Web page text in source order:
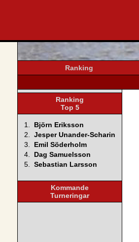
Ranking
Ranking
Top 5
1.
Björn Eriksson
2. Jesper Unander-Scharin
3.
Emil Söderholm
4.
Dag Samuelsson
5. Sebastian Larsson
Kommande
Turneringar